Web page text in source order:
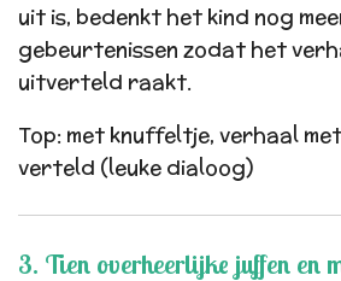
uit is, bedenkt het kind nog
gebeurtenissen zodat het
uitverteld raakt.
Top: met knuffeltje, verhaal
verteld (leuke dialoog)
3. Tien overheerlijke juffen en